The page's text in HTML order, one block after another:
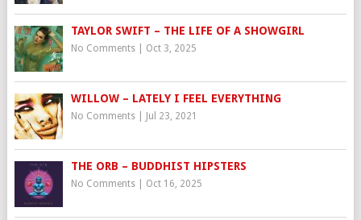
TAYLOR SWIFT – THE LIFE OF A SHOWGIRL
No Comments| Oct 3, 2025
WILLOW – LATELY I FEEL EVERYTHING
No Comments| Jul 23, 2021
THE ORB – BUDDHIST HIPSTERS
No Comments| Oct 16, 2025